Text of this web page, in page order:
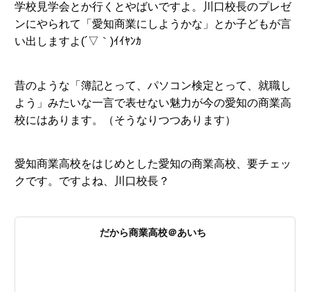
学校見学会とか行くとやばいですよ。川口校長のプレゼ
ンにやられて「愛知商業にしようかな」とか子どもが言
い出しますよ(´▽｀)ｲｲﾔﾝｶ
昔のような「簿記とって、パソコン検定とって、就職し
よう」みたいな一言で表せない魅力が今の愛知の商業高
校にはあります。（そうなりつつあります）
愛知商業高校をはじめとした愛知の商業高校、要チェッ
クです。ですよね、川口校長？
だから商業高校＠あいち